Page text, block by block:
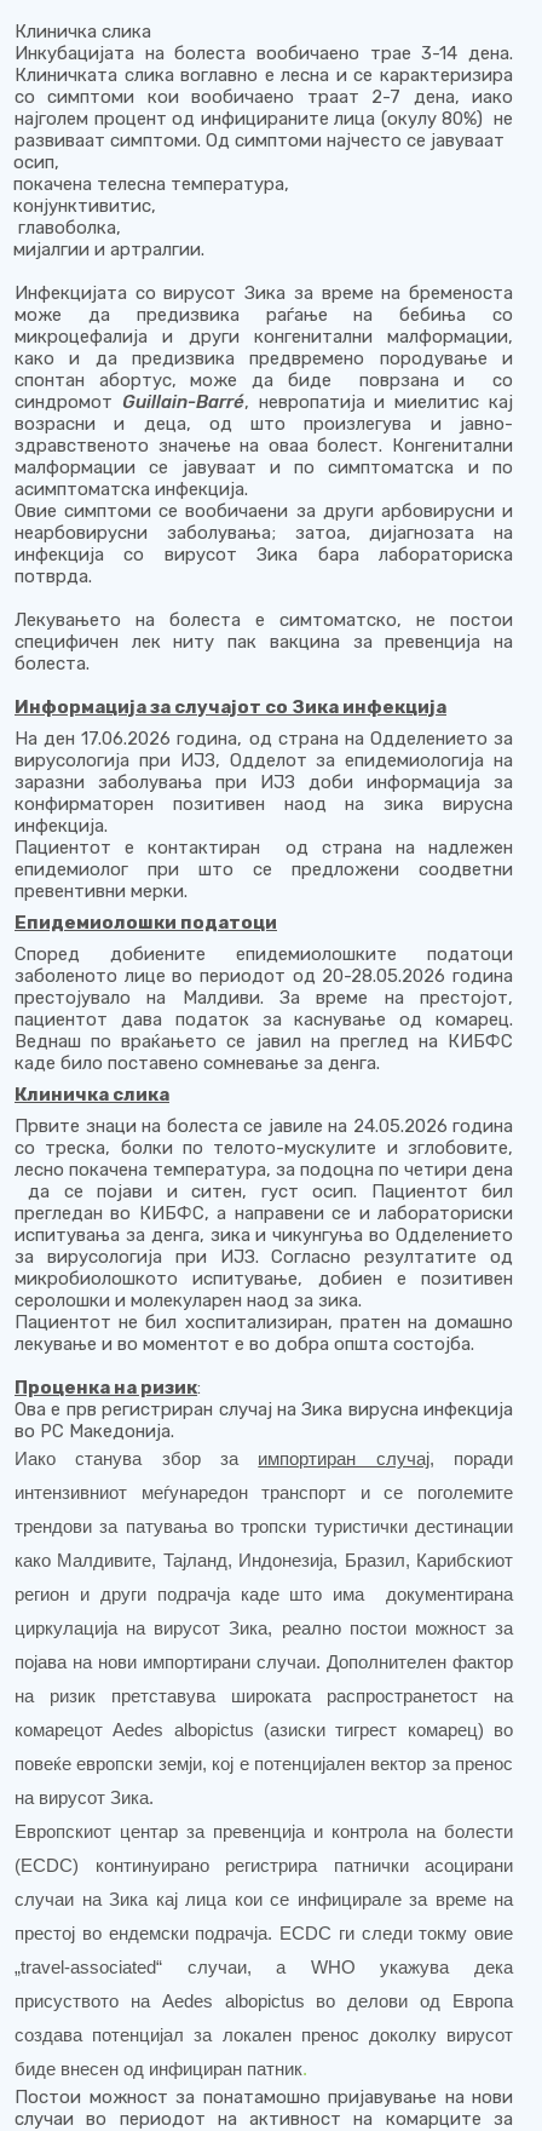
Клиничка слика
Инкубацијата на болеста вообичаено трае 3-14 дена.
Клиничката слика воглавно е лесна и се карактеризира
со симптоми кои вообичаено траат 2-7 дена, иако
најголем процент од инфицираните лица (окулу 80%) не
развиваат симптоми. Од симптоми најчесто се јавуваат
осип,
покачена телесна температура,
конјунктивитис,
главоболка,
мијалгии и артралгии.
Инфекцијата со вирусот Зика за време на бременоста
може да предизвика раѓање на бебиња со
микроцефалија и други конгенитални малформации,
како и да предизвика предвремено породување и
спонтан абортус, може да биде поврзана и со
синдромот Guillain-Barré, невропатија и миелитис кај
возрасни и деца, од што произлегува и јавно-
здравственото значење на оваа болест. Конгенитални
малформации се јавуваат и по симптоматска и по
асимптоматска инфекција.
Овие симптоми се вообичаени за други арбовирусни и
неарбовирусни заболувања; затоа, дијагнозата на
инфекција со вирусот Зика бара лабораториска
потврда.
Лекувањето на болеста е симтоматско, не постои
специфичен лек ниту пак вакцина за превенција на
болеста.
Информација за случајот со Зика инфекција
На ден 17.06.2026 година, од страна на Одделението за
вирусологија при ИЈЗ, Одделот за епидемиологија на
заразни заболувања при ИЈЗ доби информација за
конфирматорен позитивен наод на зика вирусна
инфекција.
Пациентот е контактиран од страна на надлежен
епидемиолог при што се предложени соодветни
превентивни мерки.
Епидемиолошки податоци
Според добиените епидемиолошките податоци
заболеното лице во периодот од 20-28.05.2026 година
престојувало на Малдиви. За време на престојот,
пациентот дава податок за каснување од комарец.
Веднаш по враќањето се јавил на преглед на КИБФС
каде било поставено сомневање за денга.
Клиничка слика
Првите знаци на болеста се јавиле на 24.05.2026 година
со треска, болки по телото-мускулите и зглобовите,
лесно покачена температура, за подоцна по четири дена
да се појави и ситен, густ осип. Пациентот бил
прегледан во КИБФС, а направени се и лабораториски
испитувања за денга, зика и чикунгуња во Одделението
за вирусологија при ИЈЗ. Согласно резултатите од
микробиолошкото испитување, добиен е позитивен
серолошки и молекуларен наод за зика.
Пациентот не бил хоспитализиран, пратен на домашно
лекување и во моментот е во добра општа состојба.
Проценка на ризик:
Ова е прв регистриран случај на Зика вирусна инфекција
во РС Македонија.
Иако станува збор за импортиран случај, поради
интензивниот меѓунаредон транспорт и се поголемите
трендови за патувања во тропски туристички дестинации
како Малдивите, Тајланд, Индонезија, Бразил, Карибскиот
регион и други подрачја каде што има документирана
циркулација на вирусот Зика, реално постои можност за
појава на нови импортирани случаи. Дополнителен фактор
на ризик претставува широката распространетост на
комарецот Aedes albopictus (азиски тигрест комарец) во
повеќе европски земји, кој е потенцијален вектор за пренос
на вирусот Зика.
Европскиот центар за превенција и контрола на болести
(ECDC) континуирано регистрира патнички асоцирани
случаи на Зика кај лица кои се инфицирале за време на
престој во ендемски подрачја. ECDC ги следи токму овие
„travel-associated“ случаи, а WHO укажува дека
присуството на Aedes albopictus во делови од Европа
создава потенцијал за локален пренос доколку вирусот
биде внесен од инфициран патник.
Постои можност за понатамошно пријавување на нови
случаи во периодот на активност на комарците за